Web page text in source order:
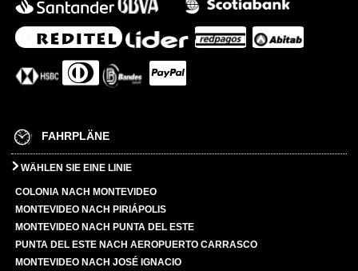
FAHRPLÄNE
WÄHLEN SIE EINE LINIE
COLONIA NACH MONTEVIDEO
MONTEVIDEO NACH PIRIÁPOLIS
MONTEVIDEO NACH PUNTA DEL ESTE
PUNTA DEL ESTE NACH AEROPUERTO CARRASCO
MONTEVIDEO NACH JOSÉ IGNACIO